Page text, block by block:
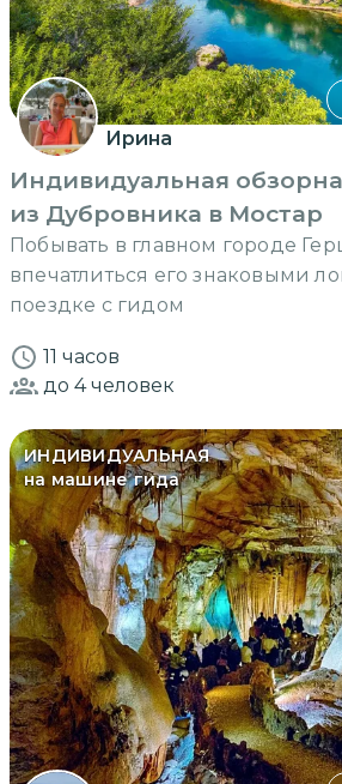
Ирина
Индивидуальная
из Дубровника в Мостар
Побывать в главном городе
впечатлиться его знаковыми
поездке с гидом
11 часов
до 4человек
ИНДИВИДУАЛЬНАЯ
на машине гида